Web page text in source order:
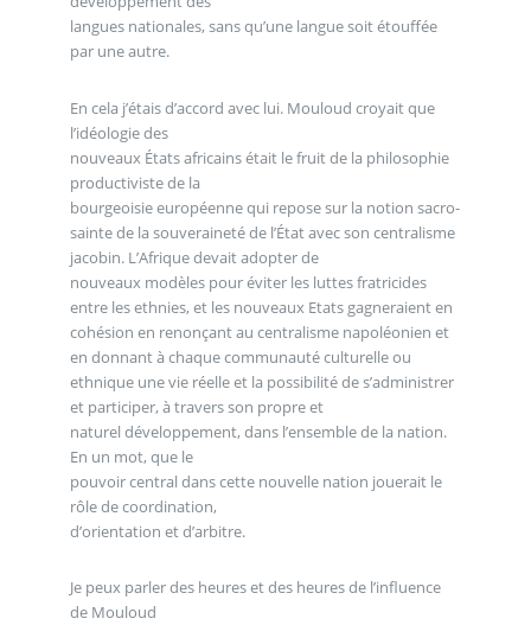
langues nationales, sans qu’une langue soit étouffée
par une autre.
En cela j’étais d’accord avec lui. Mouloud croyait que
l’idéologie des
nouveaux États africains était le fruit de la philosophie
productiviste de la
bourgeoisie européenne qui repose sur la notion sacro-
sainte de la souveraineté de l’État avec son centralisme
jacobin. L’Afrique devait adopter de
nouveaux modèles pour éviter les luttes fratricides
entre les ethnies, et les nouveaux Etats gagneraient en
cohésion en renonçant au centralisme napoléonien et
en donnant à chaque communauté culturelle ou
ethnique une vie réelle et la possibilité de s’administrer
et participer, à travers son propre et
naturel développement, dans l’ensemble de la nation.
En un mot, que le
pouvoir central dans cette nouvelle nation jouerait le
rôle de coordination,
d’orientation et d’arbitre.
Je peux parler des heures et des heures de l’influence
de Mouloud